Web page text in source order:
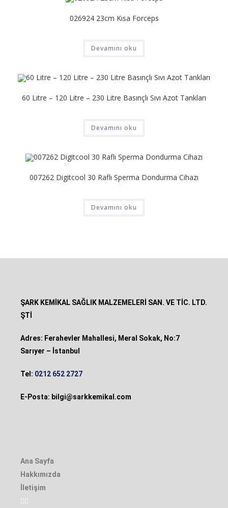
026924 23cm Kısa Forceps
Devamını oku
60 Litre – 120 Litre – 230 Litre Basınçlı Sıvı Azot Tankları
Devamını oku
007262 Digitcool 30 Raflı Sperma Dondurma Cihazı
Devamını oku
ŞARK KEMİKAL SAĞLIK MALZEMELERİ SAN. VE TİC. LTD.
ŞTİ
Adres: Ferahevler Mahallesi, Meral Sokak, No:7
Sarıyer – İstanbul
Tel: 0212 652 2727
E-Posta: bilgi@sarkkemikal.com
Ana Sayfa
Hakkımızda
İletişim